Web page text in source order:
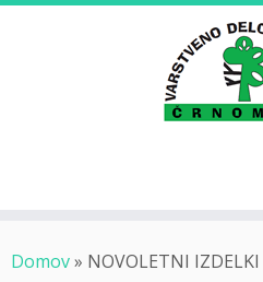
Skoči
Domov» NOVOLETNI IZDELKI